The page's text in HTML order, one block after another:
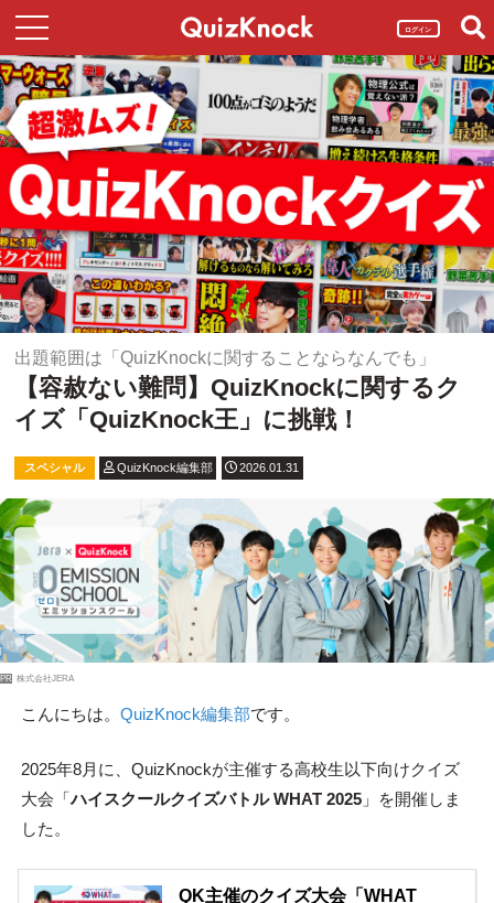
ログイン
出題範囲は「QuizKnockに関することならなんでも」
【容赦ない難問】QuizKnockに関するク
イズ「QuizKnock王」に挑戦！
スペシャル QuizKnock編集部 2026.01.31
PR 株式会社JERA
こんにちは。 QuizKnock編集部です。
2025年8月に、QuizKnockが主催する高校生以下向けクイズ
大会「ハイスクールクイズバトル WHAT 2025」を開催しま
した。
QK主催のクイズ大会「WHAT